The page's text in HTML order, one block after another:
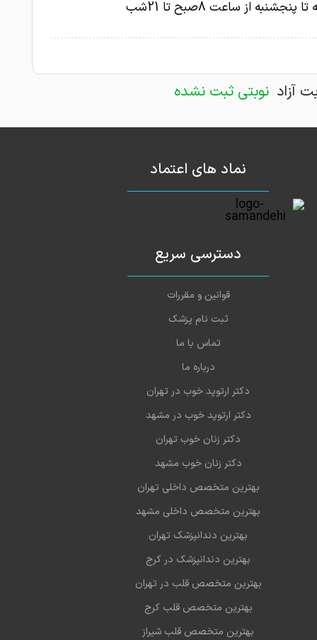
آزاد نوبتی ثبت نشده
پنجشنبه از ساعت 8صبح تا 21شب
نماد های اعتماد
دسترسی سریع
قوانین و مقررات
ثبت نام پزشک
تماس با ما
درباره ما
دکتر ارتوپد خوب در تهران
دکتر ارتوپد خوب در مشهد
دکتر زنان خوب تهران
دکتر زنان خوب مشهد
بهترین متخصص داخلی تهران
بهترین متخصص داخلی مشهد
بهترین دندانپزشک تهران
بهترین دندانپزشک در کرج
بهترین متخصص قلب در تهران
بهترین متخصص قلب کرج
بهترین متخصص قلب شیراز